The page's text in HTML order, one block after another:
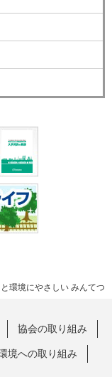
環境にやさしい みんてつ
協会の取り組み
境への取り組み